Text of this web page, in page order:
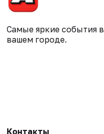
Самые яркие события в
вашем городе.
Контакты